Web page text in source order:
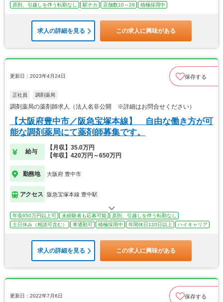
原則、引越しを伴う転勤なし 駅チカ 店舗数10～29 積極採用中
求人の詳細を見る この求人に興味がある
更新日：2023年4月24日 保存する
正社員 調剤薬局
調剤薬局の薬剤師求人（法人名非公開 ※詳細はお問合せください）
【大阪府豊中市／阪急宝塚本線】 自由な働き方が可
能な調剤薬局にて薬剤師募集です。
給与
【月収】35.0万円
【年収】420万円～650万円
勤務地 大阪府 豊中市
アクセス 阪急宝塚本線 豊中駅
年収650万円以上可 未経験者も応募可能
原則、引越しを伴う転勤なし
土日休み（相談可含む）
車通勤可 積極採用中 年間休日120日以上 ハイキャリア
求人の詳細を見る この求人に興味がある
更新日：2022年7月6日 保存する